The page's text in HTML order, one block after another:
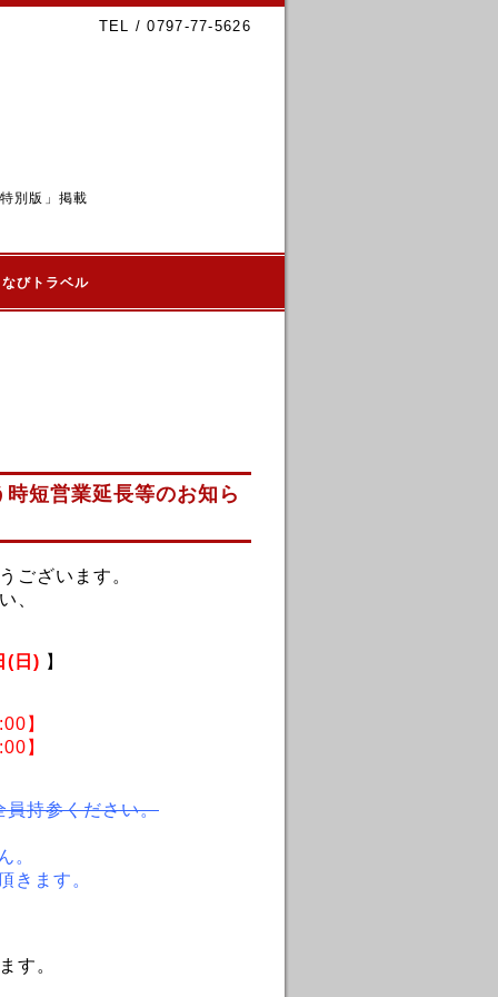
TEL / 0797-77-5626
別版」掲載
びトラベル
短営業延長等のお知ら
ございます。
、
(日) 】
】
】
持参ください。
。
きます。
す。